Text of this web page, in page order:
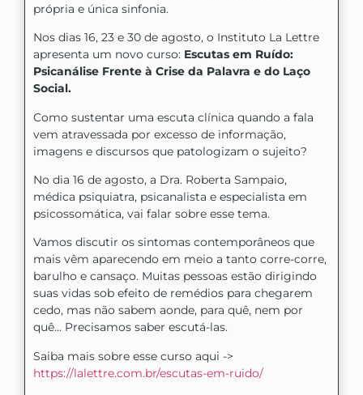
própria e única sinfonia.
Nos dias 16, 23 e 30 de agosto, o Instituto La Lettre
apresenta um novo curso: Escutas em Ruído:
Psicanálise Frente à Crise da Palavra e do Laço
Social.
Como sustentar uma escuta clínica quando a fala
vem atravessada por excesso de informação,
imagens e discursos que patologizam o sujeito?
No dia 16 de agosto, a Dra. Roberta Sampaio,
médica psiquiatra, psicanalista e especialista em
psicossomática, vai falar sobre esse tema.
Vamos discutir os sintomas contemporâneos que
mais vêm aparecendo em meio a tanto corre-corre,
barulho e cansaço. Muitas pessoas estão dirigindo
suas vidas sob efeito de remédios para chegarem
cedo, mas não sabem aonde, para quê, nem por
quê… Precisamos saber escutá-las.
Saiba mais sobre esse curso aqui ->
https://lalettre.com.br/escutas-em-ruido/